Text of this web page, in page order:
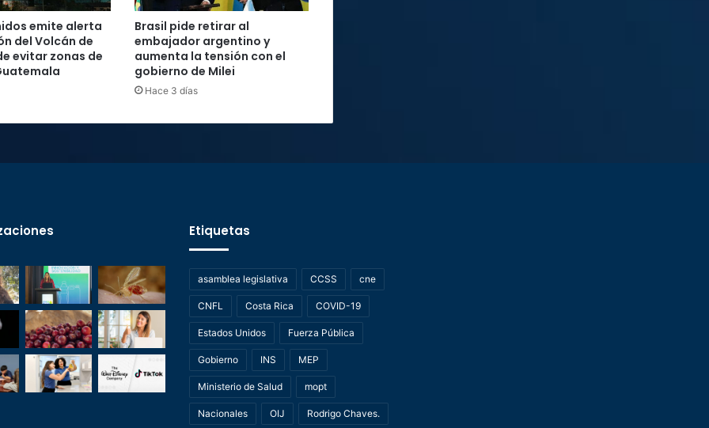
emite alerta
del Volcán de
evitar zonas de
Brasil pide retirar al
embajador argentino y
aumenta la tensión con el
gobierno de Milei
Hace 3 días
Etiquetas
asamblea legislativa CCSS cne
CNFL Costa Rica COVID-19
Estados Unidos Fuerza Pública
Gobierno INS MEP
Ministerio de Salud mopt
Nacionales OIJ Rodrigo Chaves.